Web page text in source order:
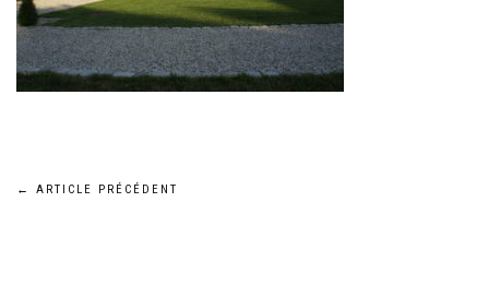
Navigation
← ARTICLE PRÉCÉDENT